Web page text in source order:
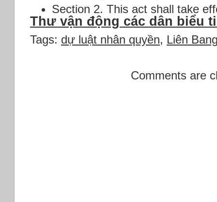
Section 2. This act shall take
Thư vận động các dân biểu
Tags: dự luật nhân quyền, Liên
Comments are